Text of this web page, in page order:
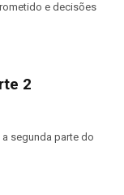
e decisões
2
a segunda parte do